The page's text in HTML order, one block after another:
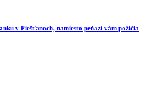
v Piešťanoch, namiesto peňazí vám požičia